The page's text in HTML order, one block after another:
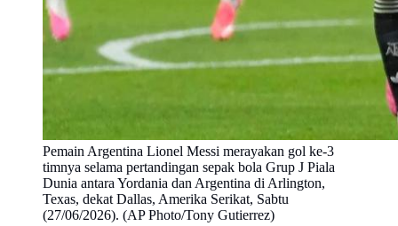
Pemain Argentina Lionel Messi merayakan gol ke-3
timnya selama pertandingan sepak bola Grup J Piala
Dunia antara Yordania dan Argentina di Arlington,
Texas, dekat Dallas, Amerika Serikat, Sabtu
(27/06/2026). (AP Photo/Tony Gutierrez)